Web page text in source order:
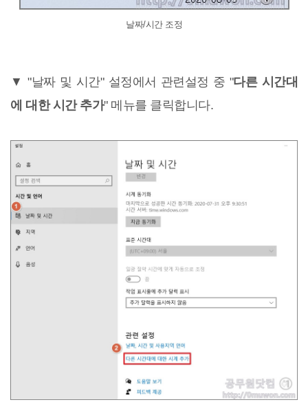
날짜/시간 조정
▼ "날짜 및 시간" 설정에서 관련설정 중 "다른 시간대
에 대한 시간 추가" 메뉴를 클릭합니다.